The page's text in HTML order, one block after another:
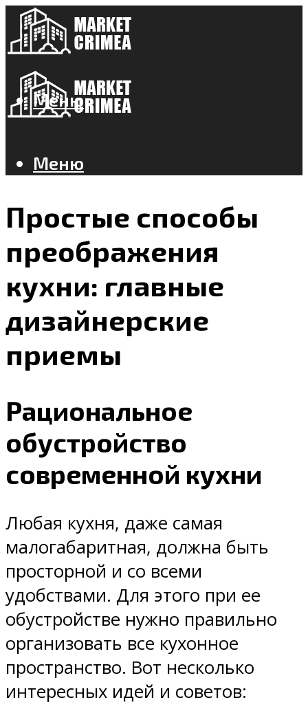
Меню
Меню
Простые способы
преображения
кухни: главные
дизайнерские
приемы
Рациональное
обустройство
современной кухни
Любая кухня, даже самая
малогабаритная, должна быть
просторной и со всеми
удобствами. Для этого при ее
обустройстве нужно правильно
организовать все кухонное
пространство. Вот несколько
интересных идей и советов: